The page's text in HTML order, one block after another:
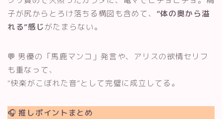
子が尻からとろけ落ちる構図も含めて、 “体の奥から溢
れる”感じがたまらない。
💬 男優の「馬鹿マンコ」発言や、アリスの欲情セリフ
も重なって、
“快楽がこぼれた音”として完璧に成立してる。
🎧推しポイントまとめ